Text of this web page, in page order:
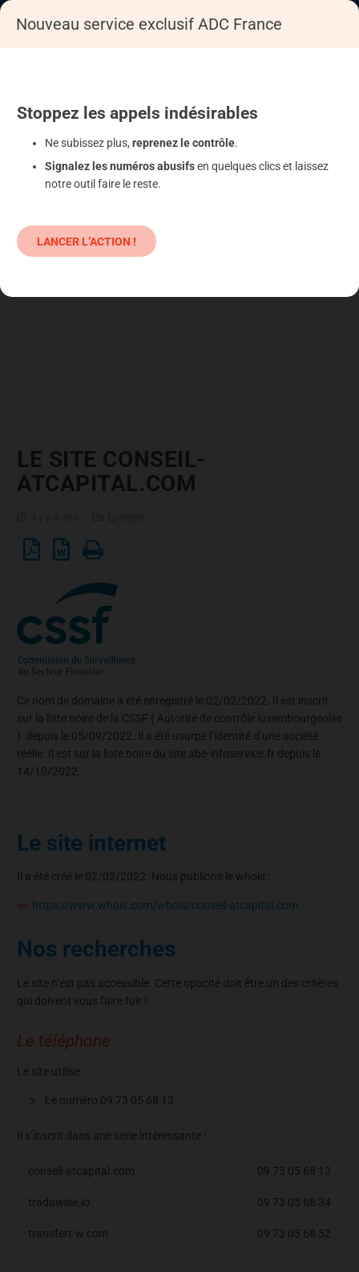
LE SITE CONSEIL-
ATCAPITAL.COM
Ce nom de domaine a été enregistré le 02/02/2022. Il est inscrit
sur la liste noire de la CSSF ( Autorité de contrôle luxembourgeoise
) depuis le 05/09/2022. Il a été usurpé l’identité d’une société
réelle. Il est sur la liste noire du site abe-infoservice.fr depuis le
14/10/2022.
Le site internet
Il a été créé le 02/02/2022. Nous publions le whois :
https://www.whois.com/whois/conseil-atcapital.com
Nos recherches
Le site n’est pas accessible. Cette opacité doit être un des critères
qui doivent vous faire fuir !
Le téléphone
Le site utilise :
Le numéro 09 73 05 68 13
Il s’inscrit dans une série intéressante :
conseil-atcapital.com 09 73 05 68 13
tradawise.io 09 73 05 68 34
transfert-w.com 09 73 05 68 52
Nouveau service exclusif ADC France
Stoppez les appels indésirables
Ne subissez plus, reprenez le contrôle.
Signalez les numéros abusifsen quelques clics et laissez
notre outil faire le reste.
LANCER L’ACTION !